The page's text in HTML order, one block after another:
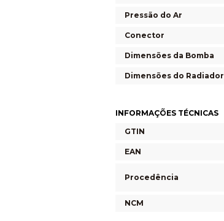
Pressão do Ar
Conector
Dimensões da Bomba
Dimensões do Radiador
INFORMAÇÕES TÉCNICAS
GTIN
EAN
Procedência
NCM